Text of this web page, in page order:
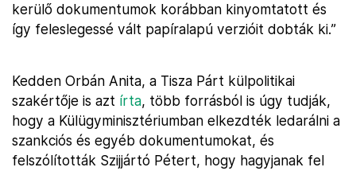
kerülő dokumentumok korábban kinyomtatott és
így feleslegessé vált papíralapú verzióit dobták ki.”
Kedden Orbán Anita, a Tisza Párt külpolitikai
szakértője is azt írta, több forrásból is úgy tudják,
hogy a Külügyminisztériumban elkezdték ledarálni a
szankciós és egyéb dokumentumokat, és
felszólították Szijjártó Pétert, hogy hagyjanak fel